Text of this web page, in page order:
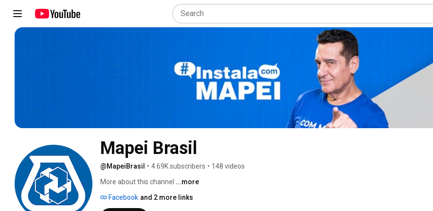
Mapei Brasil
@MapeiBrasil • 4.69K subscribers • 148 videos
More about this channel ...more
Facebook and 2 more links